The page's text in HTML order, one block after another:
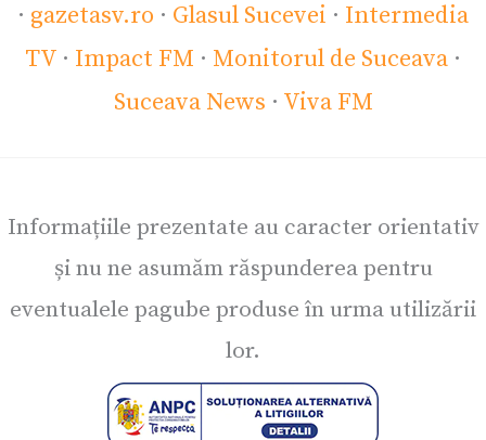
· gazetasv.ro · Glasul Sucevei · Intermedia
TV · Impact FM · Monitorul de Suceava ·
Suceava News · Viva FM
Informațiile prezentate au caracter orientativ
și nu ne asumăm răspunderea pentru
eventualele pagube produse în urma utilizării
lor.